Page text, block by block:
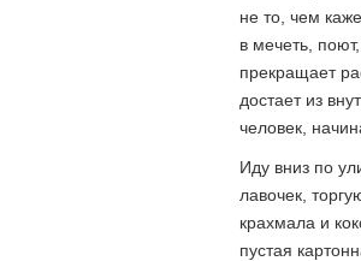
не то, чем
в мечеть,
прекращает
достает из
человек,
Иду вниз по
лавочек,
крахмала и
пустая